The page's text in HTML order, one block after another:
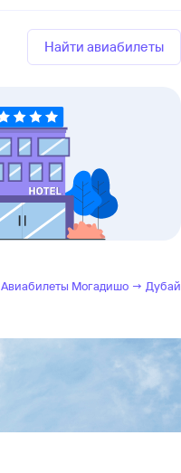
Найти авиабилеты
Авиабилеты Могадишо → Дубай